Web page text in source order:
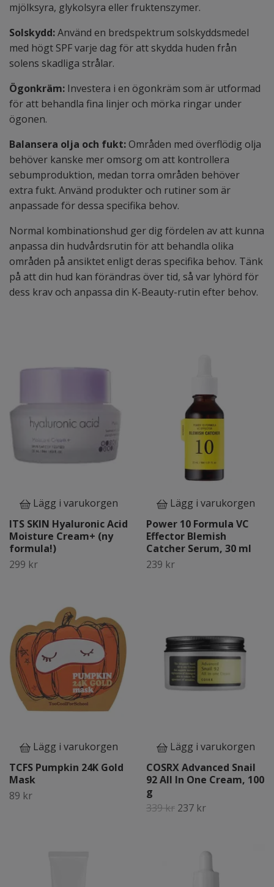
mjölksyra, glykolsyra eller fruktenszymer.
Solskydd:Använd en bredspektrum solskyddsmedel
med högt SPF varje dag för att skydda huden från
solens skadliga strålar.
Ögonkräm: Investera i en ögonkräm som är utformad
för att behandla fina linjer och mörka ringar under
ögonen.
Balansera olja och fukt:Områden med överflödig olja
behöver kanske mer omsorg om att kontrollera
sebumproduktion, medan torra områden behöver
extra fukt. Använd produkter och rutiner som är
anpassade för dessa specifika behov.
Normal kombinationshud ger dig fördelen av att kunna
anpassa din hudvårdsrutin för att behandla olika
områden på ansiktet enligt deras specifika behov. Tänk
på att din hud kan förändras över tid, så var lyhörd för
dess krav och anpassa din K-Beauty-rutin efter behov.
Lägg i varukorgen
ITS SKIN Hyaluronic Acid
Moisture Cream+ (ny
formula!)
299 kr
Lägg i varukorgen
Power 10 Formula VC
Effector Blemish
Catcher Serum, 30 ml
239 kr
Lägg i varukorgen
TCFS Pumpkin 24K Gold
Mask
89 kr
Lägg i varukorgen
COSRX Advanced Snail
92 All In One Cream, 100
g
339 kr 237 kr